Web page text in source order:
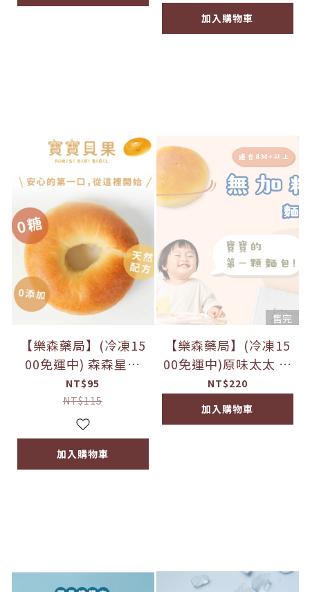
加入購物車
【樂森藥局】(冷凍15
00免運中) 森森星球
寶寶貝果/1入(建議1歲
以上食用)
NT$95
NT$115
加入購物車
售完
【樂森藥局】(冷凍15
00免運中)原味太太 寶
寶無糖麵包(無調味)
NT$220
加入購物車